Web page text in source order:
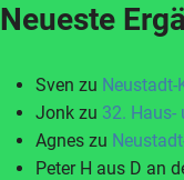
Neueste
Sven zu Neustadt-
Jonk zu 32. Haus-
Agnes zu
Peter H aus D an